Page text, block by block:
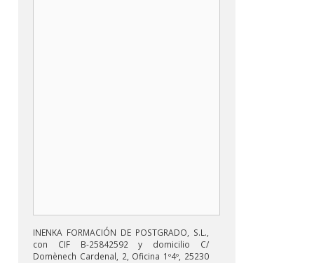
INENKA FORMACIÓN DE POSTGRADO, S.L.,
con CIF B-25842592 y domicilio C/
Domènech Cardenal, 2, Oficina 1º4º, 25230